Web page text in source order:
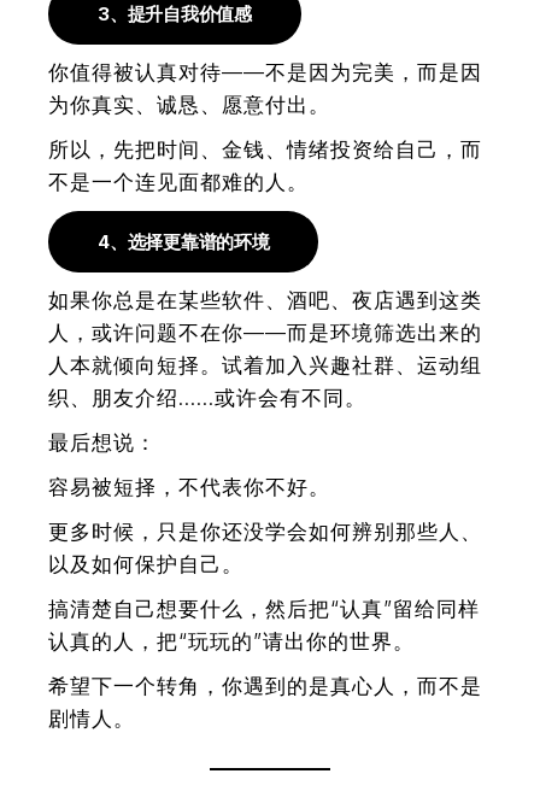
3、提升自我价值感
你值得被认真对待——不是因为完美，而是因
为你真实、诚恳、愿意付出。
所以，先把时间、金钱、情绪投资给自己，而
不是一个连见面都难的人。
4、选择更靠谱的环境
如果你总是在某些软件、酒吧、夜店遇到这类
人，或许问题不在你——而是环境筛选出来的
人本就倾向短择。试着加入兴趣社群、运动组
织、朋友介绍……或许会有不同。
最后想说：
容易被短择，不代表你不好。
更多时候，只是你还没学会如何辨别那些人、
以及如何保护自己。
搞清楚自己想要什么，然后把“认真”留给同样
认真的人，把“玩玩的”请出你的世界。
希望下一个转角，你遇到的是真心人，而不是
剧情人。